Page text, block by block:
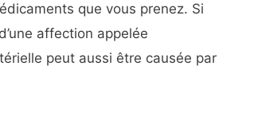
que vous prenez. Si
affection appelée
peut aussi être causée par